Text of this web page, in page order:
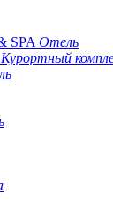
SPA Отель
Курортный